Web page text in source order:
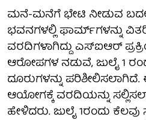
ಮನೆ-ಮನೆಗೆ ಭೇಟಿ ನೀಡುವ
ಭವನಗಳಲ್ಲಿ ಫಾರ್ಮ್‌ಗಳನ್ನು
ವರದಿಗಳಾಗಿದ್ದು ಎಸ್‌ಐಆರ್
ಆರೋಪಗಳ ನಡುವೆ, ಜುಲೈ 1
ದೂರುಗಳನ್ನು
ಆಯೋಗಕ್ಕೆ ವರದಿಯನ್ನು
ಹೇಳಿದರು. ಜುಲೈ 1ರಂದು ಕೆಲವು